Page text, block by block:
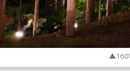
▲160